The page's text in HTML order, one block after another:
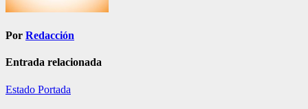
Por Redacción
Entrada relacionada
Estado Portada